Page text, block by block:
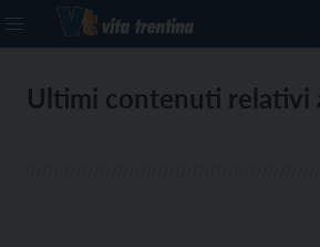
Ultimi contenuti relativi